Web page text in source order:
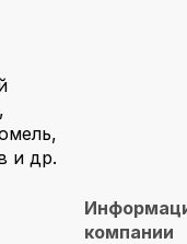
и др.
компании